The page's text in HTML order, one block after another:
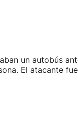
un autobús
El atacante